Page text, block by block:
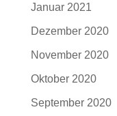
Januar 2021
Dezember 2020
November 2020
Oktober 2020
September 2020